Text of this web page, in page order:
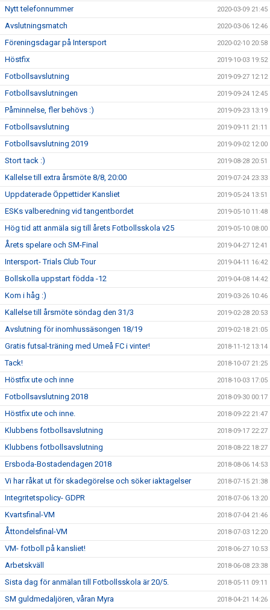
Nytt telefonnummer 2020-03-09 21:45
Avslutningsmatch 2020-03-06 12:46
Föreningsdagar på Intersport 2020-02-10 20:58
Höstfix 2019-10-03 19:52
Fotbollsavslutning 2019-09-27 12:12
Fotbollsavslutningen 2019-09-24 12:45
Påminnelse, fler behövs :) 2019-09-23 13:19
Fotbollsavslutning 2019-09-11 21:11
Fotbollsavslutning 2019 2019-09-02 12:00
Stort tack :) 2019-08-28 20:51
Kallelse till extra årsmöte 8/8, 20:00 2019-07-24 23:33
Uppdaterade Öppettider Kansliet 2019-05-24 13:51
ESKs valberedning vid tangentbordet 2019-05-10 11:48
Hög tid att anmäla sig till årets Fotbollsskola v25 2019-05-10 08:00
Årets spelare och SM-Final 2019-04-27 12:41
Intersport- Trials Club Tour 2019-04-11 16:42
Bollskolla uppstart födda -12 2019-04-08 14:42
Kom i håg :) 2019-03-26 10:46
Kallelse till årsmöte söndag den 31/3 2019-02-28 20:53
Avslutning för inomhussäsongen 18/19 2019-02-18 21:05
Gratis futsal-träning med Umeå FC i vinter! 2018-11-12 13:14
Tack! 2018-10-07 21:25
Höstfix ute och inne 2018-10-03 17:05
Fotbollsavslutning 2018 2018-09-30 00:17
Höstfix ute och inne. 2018-09-22 21:47
Klubbens fotbollsavslutning 2018-09-17 22:27
Klubbens fotbollsavslutning 2018-08-22 18:27
Ersboda-Bostadendagen 2018 2018-08-06 14:53
Vi har råkat ut för skadegörelse och söker iaktagelser 2018-07-15 21:38
Integritetspolicy- GDPR 2018-07-06 13:20
Kvartsfinal-VM 2018-07-04 21:46
Åttondelsfinal-VM 2018-07-03 12:20
VM- fotboll på kansliet! 2018-06-27 10:53
Arbetskväll 2018-06-08 23:38
Sista dag för anmälan till Fotbollsskola är 20/5. 2018-05-11 09:11
SM guldmedaljören, våran Myra 2018-04-21 14:26